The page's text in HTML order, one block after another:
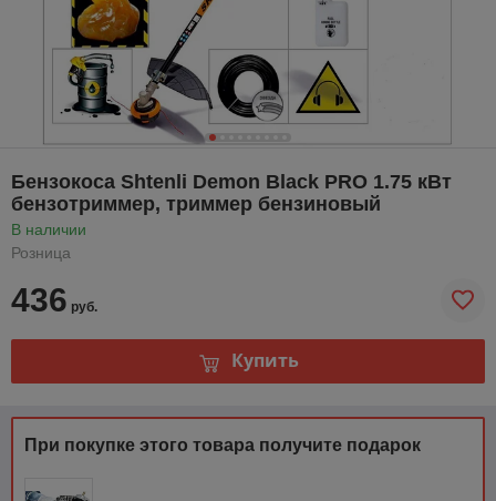
Бензокоса Shtenli Demon Black PRO 1.75 кВт
бензотриммер, триммер бензиновый
В наличии
Розница
436 руб.
Купить
При покупке этого товара получите подарок